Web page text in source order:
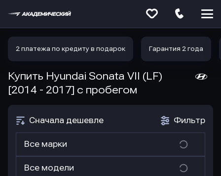
2 платежа по кредиту в подарок Гарантия 2 года
Купить Hyundai Sonata VII (LF)
[2014 - 2017] с пробегом
Фильтр
Сначала дешевле
Все марки
Все модели